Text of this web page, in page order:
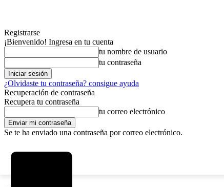
Registrarse
¡Bienvenido! Ingresa en tu cuenta
tu nombre de usuario
tu contraseña
¿Olvidaste tu contraseña? consigue ayuda
Recuperación de contraseña
Recupera tu contraseña
tu correo electrónico
Se te ha enviado una contraseña por correo electrónico.